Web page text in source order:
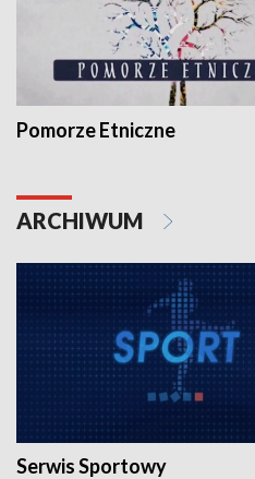
Pomorze Etniczne
ARCHIWUM
Serwis Sportowy